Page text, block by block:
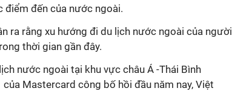
điểm đến của nước ngoài.
ra rằng xu hướng đi du lịch nước ngoài của người
thời gian gần đây.
nước ngoài tại khu vực châu Á -Thái Bình
Mastercard công bố hồi đầu năm nay, Việt